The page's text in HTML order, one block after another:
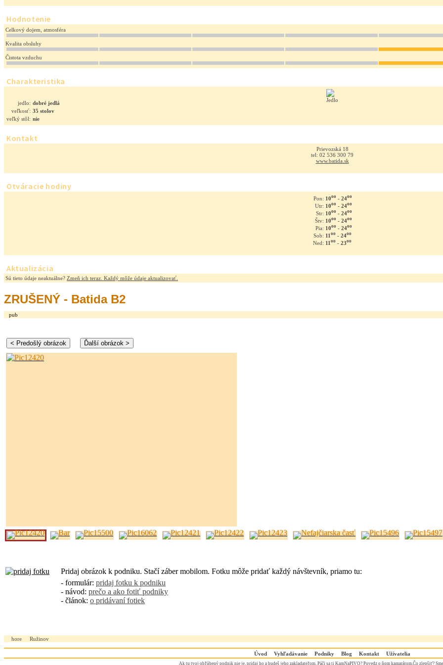
Hodnotenie
Celkový dojem, atmosféra
Kvalita obsluhy
Čistota vzduchu
Charakteristika
jedlo: dobré jedlá
veľkosť: 35 stolov
veľký stôl: nie
Kontakt
Prievozská 18
tel: 02 536 300 79
www.batida.sk
Otváracie hodiny
Pon: 10oo- 24oo
Utr: 10oo- 24oo
Str: 10oo- 24oo
Štv: 10oo- 24oo
Pia: 10oo- 24oo
Sob: 11 oo- 24oo
Ned: 11 oo- 23oo
Aktualizácia
Sú tieto údaje neaktuálne? Zmeň ich teraz. Každý môže údaje aktualizovať.
ZRUŠENÝ - Batida B2
pub
Pridaj obrázok k podniku. Stačí záber mobilom. Fotku môže pridať každý návštevník, priamo tu:
- formulár: pridaj fotku k podniku
- návod: prečo a ako fotiť podniky
- článok: o pridávaní fotiek
hore Ružinov
Úvod Vyhľadávanie Podniky Blog Kontakt Užívatelia
Ak tu tvoj obľúbený podnik nie je, pridaj hoa budeš jeho zakladateľom. Páči sa ti KamNaPIVO? Povedz o ňom kamarátom.Čo zlepšiť?